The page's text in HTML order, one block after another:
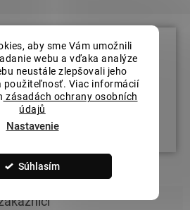
aby sme Vám umožnili
webu a vďaka analýze
neustále zlepšovali jeho
použiteľnosť. Viac informácií
zásadách ochrany osobních
údajů
Nastavenie
Súhlasím
prsteňov: 64